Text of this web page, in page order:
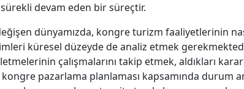
devam eden bir süreçtir.
dünyamızda, kongre turizm faaliyetlerinin
küresel düzeyde de analiz etmek
çalışmalarını takip etmek, aldıkları
pazarlama planlaması kapsamında durum